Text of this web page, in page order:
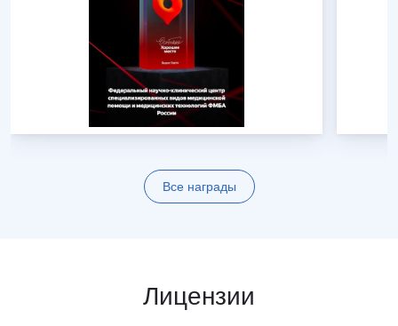
Все награды
Лицензии